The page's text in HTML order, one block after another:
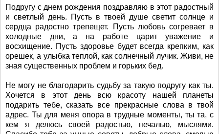
Подругу с днем рождения поздравляю в этот радостный
и светлый день. Пусть в твоей душе светит солнце и
сердца радостно трепещет. Пусть любовь согревает в
холодные дни, а на работе царит уважение и
восхищение. Пусть здоровье будет всегда крепким, как
орешек, а улыбка теплой, как солнечный лучик. Живи, не
зная существенных проблем и горьких бед.
Не могу не благодарить судьбу за такую подругу как ты.
Хочется в этот день всю красоту нашей планеты
подарить тебе, сказать все прекрасные слова в твой
адрес. Ты для меня опора в трудные моменты, ты та, с
кем я делюсь своей радостью, печалью, мыслями.